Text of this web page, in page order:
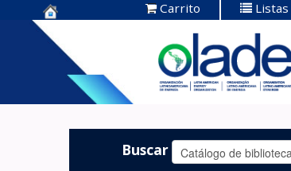
Centro de
Documentación
OLADE -
Carrito Listas
Buscar